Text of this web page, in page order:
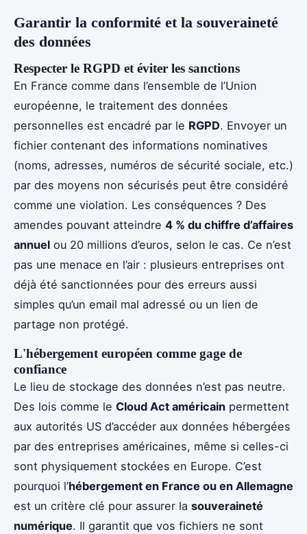
Garantir la conformité et la souveraineté
des données
Respecter le RGPD et éviter les sanctions
En France comme dans l’ensemble de l’Union
européenne, le traitement des données
personnelles est encadré par le RGPD. Envoyer un
fichier contenant des informations nominatives
(noms, adresses, numéros de sécurité sociale, etc.)
par des moyens non sécurisés peut être considéré
comme une violation. Les conséquences ? Des
amendes pouvant atteindre 4 % du chiffre d’affaires
annuel ou 20 millions d’euros, selon le cas. Ce n’est
pas une menace en l’air : plusieurs entreprises ont
déjà été sanctionnées pour des erreurs aussi
simples qu’un email mal adressé ou un lien de
partage non protégé.
L'hébergement européen comme gage de
confiance
Le lieu de stockage des données n’est pas neutre.
Des lois comme le Cloud Act américain permettent
aux autorités US d’accéder aux données hébergées
par des entreprises américaines, même si celles-ci
sont physiquement stockées en Europe. C’est
pourquoi l’hébergement en France ou en Allemagne
est un critère clé pour assurer la souveraineté
numérique. Il garantit que vos fichiers ne sont